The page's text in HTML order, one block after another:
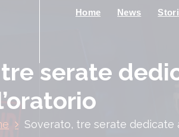
Home News
serate
Soverato, tre serate dedicate